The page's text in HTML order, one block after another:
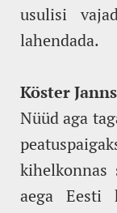
usulisi
lahendada.
Köster
Nüüd aga
kihelkonnas
aega Eesti